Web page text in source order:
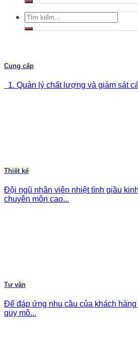
Tìm
kiếm:
Cung cấp
1. Quản lý chất lượng và giám sát
Thiết kế
Đội ngũ nhân viên nhiệt tình giầu
chuyên môn cao...
Tư vấn
Để đáp ứng nhu cầu của khách
quy mô...